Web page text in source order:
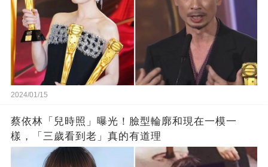
2024/01/15
蔡依林「兒時照」曝光！臉型輪廓和現在一模一
樣，「三歲看到老」真的有道理